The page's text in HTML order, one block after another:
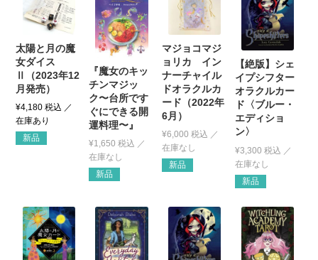
太陽と月の魔
女ダイス
Ⅱ（2023年12
月発売）
¥4,180 税込
新品
『魔女のキッ
チンマジッ
ク〜台所です
ぐにできる開
運料理〜』
¥1,650 税込
新品
マジョコマジ
ョリカ イン
ナーチャイル
ドオラクルカ
ード（2022年
6月）
¥6,000 税込
新品
【絶版】シェ
イプシフター
オラクルカー
ド〈ブルー・
エディショ
ン〉
¥3,300 税込
新品